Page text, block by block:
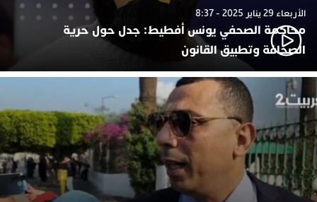
الأربعاء 29 يناير 2025 - 8:37
محاكمة الصحفي يونس أفطيط: جدل حول حرية
الصحافة وتطبيق القانون